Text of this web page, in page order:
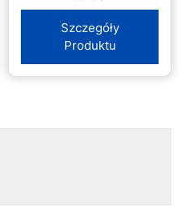
Szczegóły
Produktu